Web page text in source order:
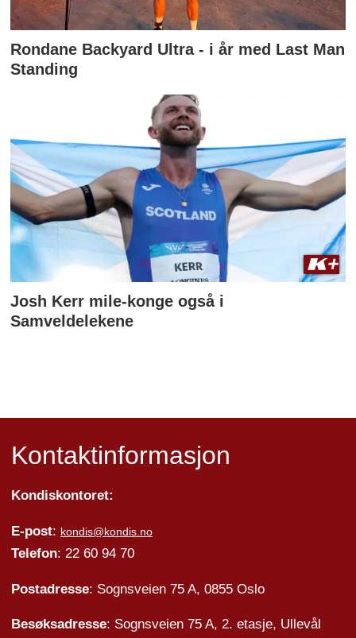
Rondane Backyard Ultra - i år med Last Man
Standing
Josh Kerr mile-konge også i
Samveldelekene
Kontaktinformasjon
Kondiskontoret:
E-post: kondis@kondis.no
Telefon: 22 60 94 70
Postadresse: Sognsveien 75 A, 0855 Oslo
Besøksadresse: Sognsveien 75 A, 2. etasje, Ullevål